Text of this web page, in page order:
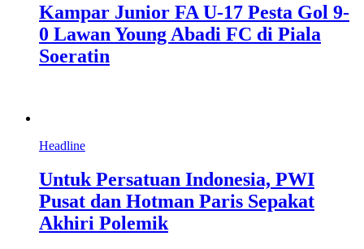
Kampar Junior FA U-17 Pesta Gol 9-
0 Lawan Young Abadi FC di Piala
Soeratin
Headline
Untuk Persatuan Indonesia, PWI
Pusat dan Hotman Paris Sepakat
Akhiri Polemik